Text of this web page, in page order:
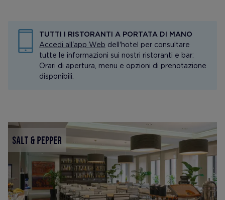
TUTTI I RISTORANTI A PORTATA DI MANO
Accedi all'app Web dell'hotel per consultare
tutte le informazioni sui nostri ristoranti e bar:
Orari di apertura, menu e opzioni di prenotazione
disponibili.